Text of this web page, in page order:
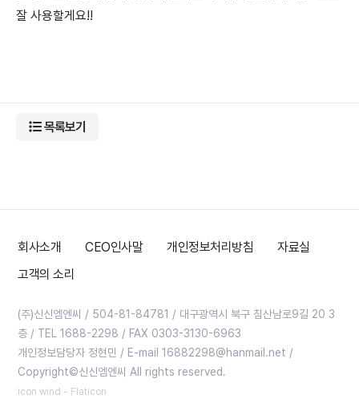
잘 사용할게요!!
목록보기
회사소개 CEO인사말 개인정보처리방침
자료실
고객의 소리
(주)신신엠엔씨 / 504-81-84781 / 대구광역시 북구 침산남로9길 20 3
층 / TEL 1688-2298 / FAX 0303-3130-6963
개인정보담당자 정현민 / E-mail 16882298@hanmail.net /
Copyright©신신엠엔씨 All rights reserved.
icon wind - Flaticon